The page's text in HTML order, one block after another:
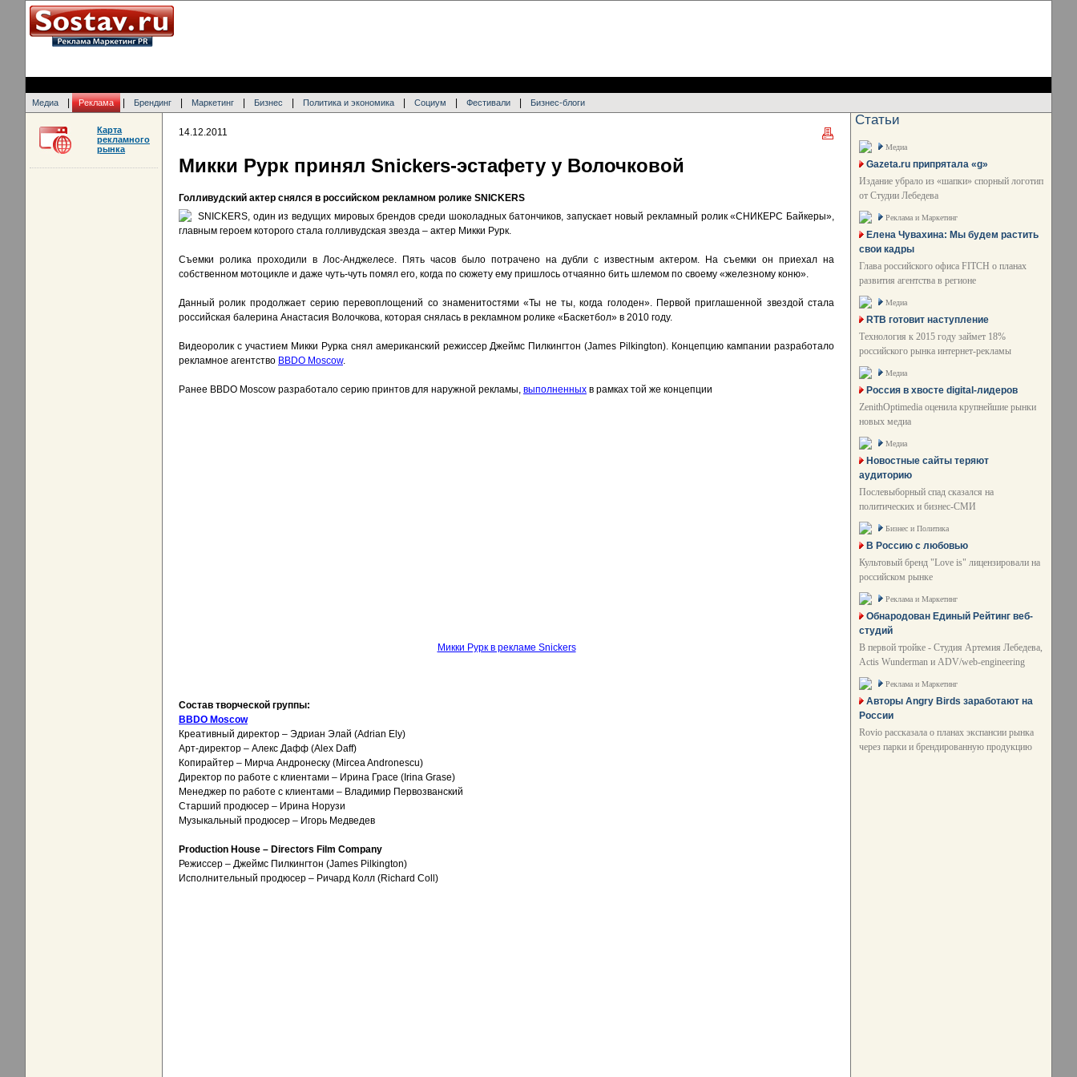
Медиа Реклама Брендинг Маркетинг Бизнес Политика и экономика Социум Фестивали Бизнес-блоги
14.12.2011
Микки Рурк принял Snickers-эстафету у Волочковой
Голливудский актер снялся в российском рекламном ролике SNICKERS
SNICKERS, один из ведущих мировых брендов среди шоколадных батончиков, запускает новый рекламный ролик «СНИКЕРС Байкеры»,
главным героем которого стала голливудская звезда – актер Микки Рурк.
Съемки ролика проходили в Лос-Анджелесе. Пять часов было потрачено на дубли с известным актером. На съемки он приехал на
собственном мотоцикле и даже чуть-чуть помял его, когда по сюжету ему пришлось отчаянно бить шлемом по своему «железному коню».
Данный ролик продолжает серию перевоплощений со знаменитостями «Ты не ты, когда голоден». Первой приглашенной звездой стала
российская балерина Анастасия Волочкова, которая снялась в рекламном ролике «Баскетбол» в 2010 году.
Видеоролик с участием Микки Рурка снял американский режиссер Джеймс Пилкингтон (James Pilkington). Концепцию кампании разработало
рекламное агентство BBDO Moscow.
Ранее BBDO Moscow разработало серию принтов для наружной рекламы, выполненных в рамках той же концепции
Микки Рурк в рекламе Snickers
Состав творческой группы:
BBDO Moscow
Креативный директор – Эдриан Элай (Adrian Ely)
Арт-директор – Алекс Дафф (Alex Daff)
Копирайтер – Мирча Андронеску (Mircea Andronescu)
Директор по работе с клиентами – Ирина Грасе (Irina Grase)
Менеджер по работе с клиентами – Владимир Первозванский
Старший продюсер – Ирина Норузи
Музыкальный продюсер – Игорь Медведев
Production House – Directors Film Company
Режиссер – Джеймс Пилкингтон (James Pilkington)
Исполнительный продюсер – Ричард Колл (Richard Coll)
Карта
рекламного
рынка
Статьи
Медиа
Gazeta.ru припрятала «g»
Издание убрало из «шапки» спорный логотип
от Студии Лебедева
Реклама и Маркетинг
Елена Чувахина: Мы будем растить
свои кадры
Глава российского офиса FITCH о планах
развития агентства в регионе
Медиа
RTB готовит наступление
Технология к 2015 году займет 18%
российского рынка интернет-рекламы
Медиа
Россия в хвосте digital-лидеров
ZenithOptimedia оценила крупнейшие рынки
новых медиа
Медиа
Новостные сайты теряют
аудиторию
Послевыборный спад сказался на
политических и бизнес-СМИ
Бизнес и Политика
В Россию с любовью
Культовый бренд "Love is" лицензировали на
российском рынке
Реклама и Маркетинг
Обнародован Единый Рейтинг веб-
студий
В первой тройке - Студия Артемия Лебедева,
Actis Wunderman и ADV/web-engineering
Реклама и Маркетинг
Авторы Angry Birds заработают на
России
Rovio рассказала о планах экспансии рынка
через парки и брендированную продукцию